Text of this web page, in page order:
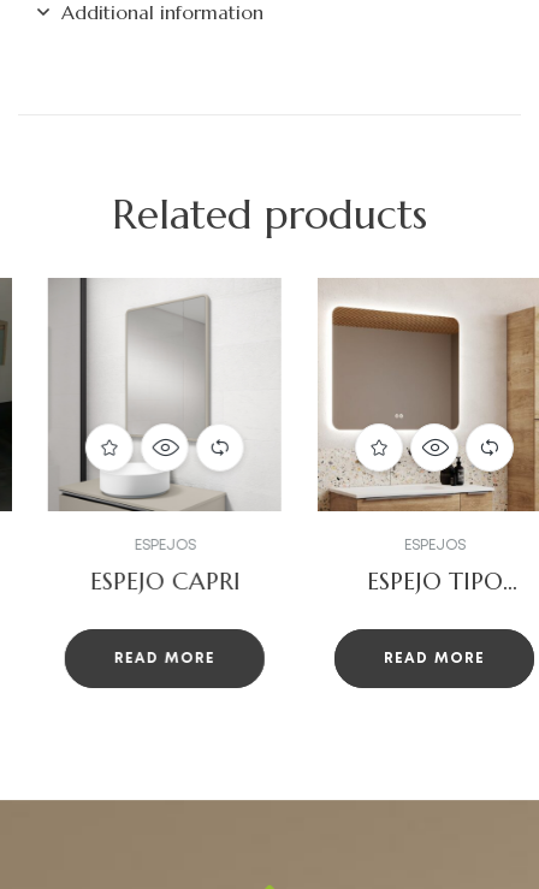
Additional information
Related products
ESPEJOS
ESPEJO TIPO
READ MORE
ESPEJOS
ESPEJO LOIRA
DO BLACK
READ MORE